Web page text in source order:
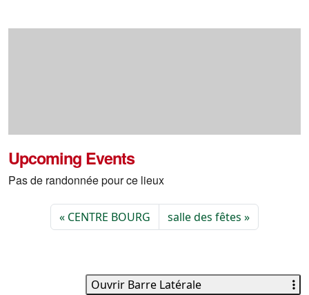
Upcoming Events
Pas de randonnée pour ce lieux
CENTRE BOURG salle des fêtes
Ouvrir Barre Latérale